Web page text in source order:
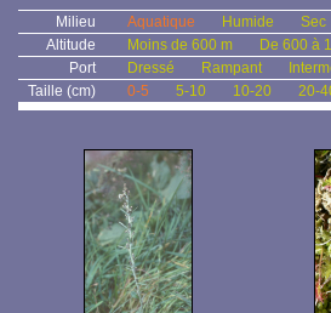
Milieu Aquatique Humide
Sec
Altitude
Moins de 600 m
De 600 à
Port
Dressé Rampant
Taille (cm)
0-5 5-10 10-20 20-